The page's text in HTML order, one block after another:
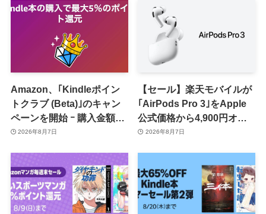
Amazon、｢Kindleポイン
トクラブ (Beta)｣のキャン
ペーンを開始 ｰ 購入金額に
応じて来月のポイント還元
2026年8月7日
【セール】楽天モバイルが
｢AirPods Pro 3｣をApple
公式価格から4,900円オフ
で販売中
2026年8月7日